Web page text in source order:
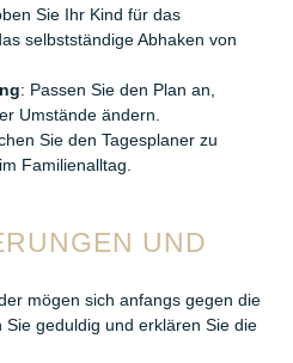
Sie Ihr Kind für das
selbstständige Abhaken von
: Passen Sie den Plan an,
Umstände ändern.
Sie den Tagesplaner zu
Familienalltag.
UND
mögen sich anfangs gegen die
geduldig und erklären Sie die